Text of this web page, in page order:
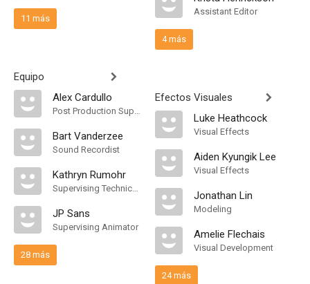
11 más
Equipo
Alex Cardullo
Post Production Supervisor
Bart Vanderzee
Sound Recordist
Kathryn Rumohr
Supervising Technical Director
JP Sans
Supervising Animator
28 más
Assistant Editor
4 más
Efectos Visuales
Luke Heathcock
Visual Effects
Aiden Kyungik Lee
Visual Effects
Jonathan Lin
Modeling
Amelie Flechais
Visual Development
24 más